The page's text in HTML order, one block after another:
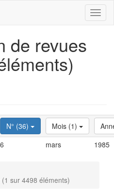
de revues
N° (36) Mois (1)
6 mars 1985
sur 4498 éléments)